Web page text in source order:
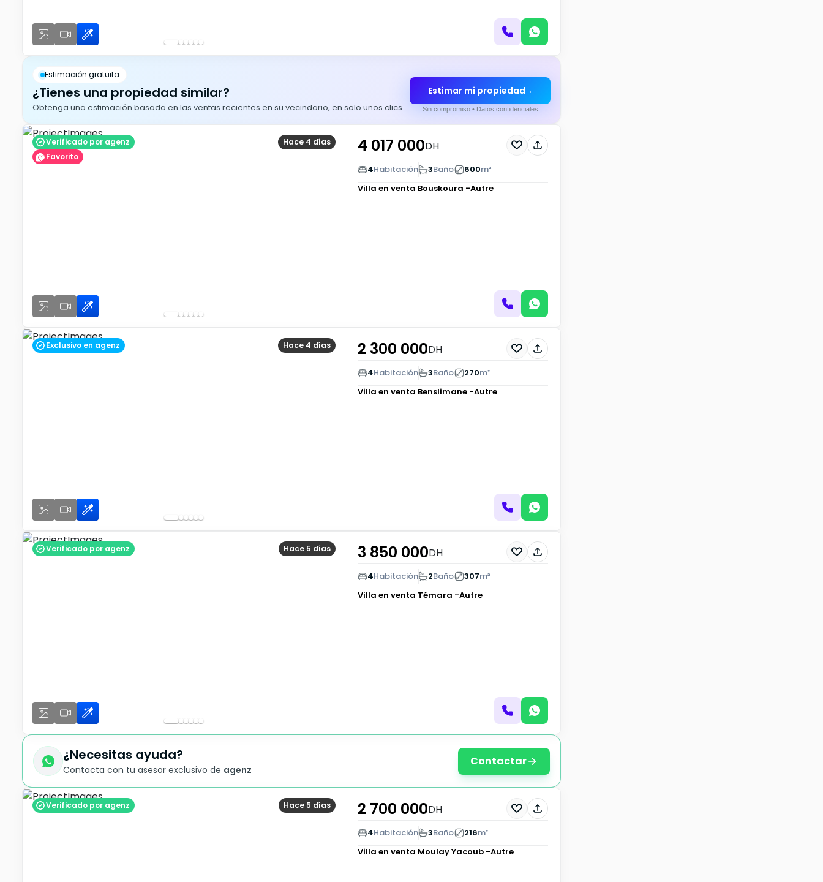
Estimación gratuita
¿Tienes una propiedad similar?
Obtenga una estimación basada en las ventas recientes en su vecindario, en solo unos clics.
Estimar mi propiedad →
Sin compromiso • Datos confidenciales
Hace 4 días
Verificado por agenz
Favorito
4 017 000DH
4Habitación 3Baño 600m²
Villa en venta Bouskoura -Autre
Hace 4 días
Exclusivo en agenz 2 300 000DH
4Habitación 3Baño 270m²
Villa en venta Benslimane -Autre
Hace 5 días
Verificado por agenz 3 850 000DH
4Habitación 2Baño 307m²
Villa en venta Témara -Autre
¿Necesitas ayuda?
Contacta con tu asesor exclusivo de agenz
Contactar
Hace 5 días
Verificado por agenz 2 700 000DH
4Habitación 3Baño 216m²
Villa en venta Moulay Yacoub -Autre